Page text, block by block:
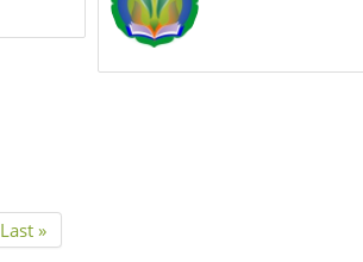
Last »